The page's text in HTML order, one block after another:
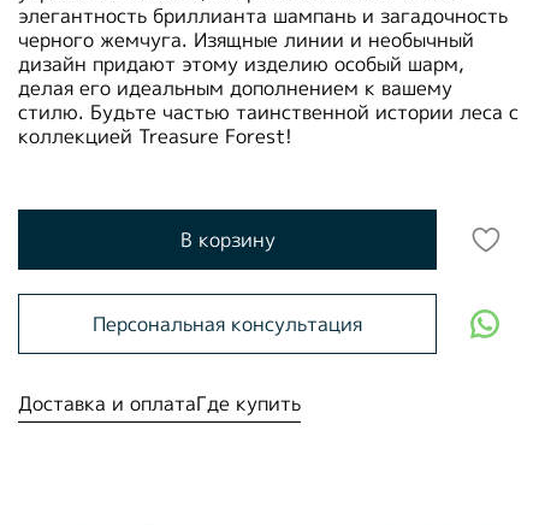
элегантность бриллианта шампань и загадочность
черного жемчуга. Изящные линии и необычный
дизайн придают этому изделию особый шарм,
делая его идеальным дополнением к вашему
стилю. Будьте частью таинственной истории леса с
коллекцией Treasure Forest!
В корзину
Персональная консультация
Доставка и оплатаГде купить